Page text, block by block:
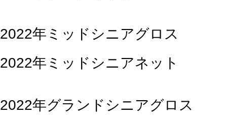
2022年ミッドシニアグロス
2022年ミッドシニアネット
2022年グランドシニアグロス